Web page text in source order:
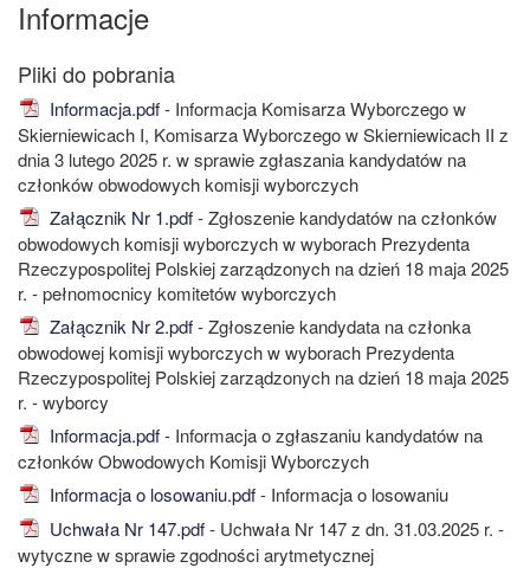
Informacje
Informacja.pdf- Informacja Komisarza Wyborczego w
Skierniewicach I, Komisarza Wyborczego w Skierniewicach II z
dnia 3 lutego 2025 r. w sprawie zgłaszania kandydatów na
członków obwodowych komisji wyborczych
Załącznik Nr 1.pdf- Zgłoszenie kandydatów na członków
obwodowych komisji wyborczych w wyborach Prezydenta
Rzeczypospolitej Polskiej zarządzonych na dzień 18 maja 2025
r. - pełnomocnicy komitetów wyborczych
Załącznik Nr 2.pdf- Zgłoszenie kandydata na członka
obwodowej komisji wyborczych w wyborach Prezydenta
Rzeczypospolitej Polskiej zarządzonych na dzień 18 maja 2025
r. - wyborcy
Informacja.pdf- Informacja o zgłaszaniu kandydatów na
członków Obwodowych Komisji Wyborczych
Informacja o losowaniu.pdf- Informacja o losowaniu
Uchwała Nr 147.pdf- Uchwała Nr 147 z dn. 31.03.2025 r. -
wytyczne w sprawie zgodności arytmetycznej